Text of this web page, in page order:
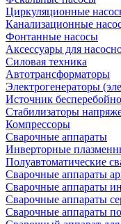
Циркуляционные
Канализационные
Фонтанные насосы
Аксессуары для
Силовая техника
Автотрансформаторы
Электрогенераторы
Источник
Стабилизаторы
Компрессоры
Сварочные аппараты
Инверторные
Полуавтоматические
Сварочные аппараты
Сварочные аппараты
Сварочные аппараты
Сварочные аппараты